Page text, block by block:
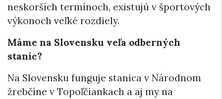
neskorších termínoch, existujú v športových
výkonoch veľké rozdiely.
Máme na Slovensku veľa odberných
staníc?
Na Slovensku funguje stanica v Národnom
žrebčíne v Topoľčiankach a aj my na